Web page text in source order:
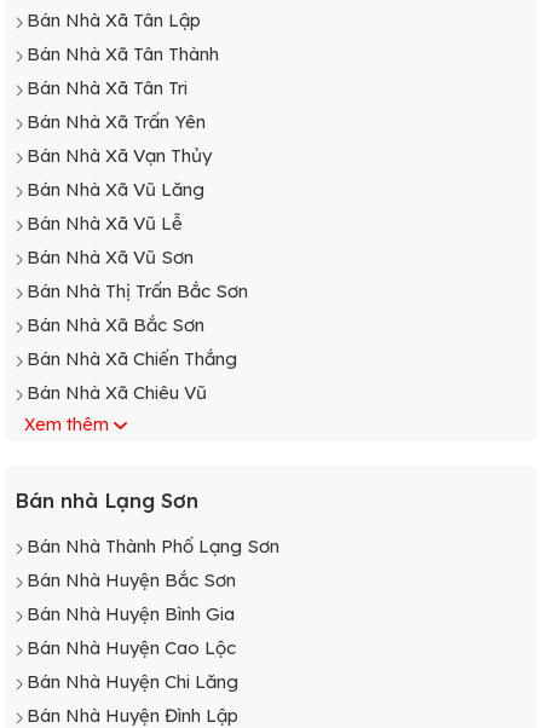
Bán Nhà Xã Tân Lập
Bán Nhà Xã Tân Thành
Bán Nhà Xã Tân Tri
Bán Nhà Xã Trấn Yên
Bán Nhà Xã Vạn Thủy
Bán Nhà Xã Vũ Lăng
Bán Nhà Xã Vũ Lễ
Bán Nhà Xã Vũ Sơn
Bán Nhà Thị Trấn Bắc Sơn
Bán Nhà Xã Bắc Sơn
Bán Nhà Xã Chiến Thắng
Bán Nhà Xã Chiêu Vũ
Bán Nhà Xã Đồng Ý
Bán Nhà Xã Hữu Vĩnh
Xem thêm
Bán nhà Lạng Sơn
Bán Nhà Thành Phố Lạng Sơn
Bán Nhà Huyện Bắc Sơn
Bán Nhà Huyện Bình Gia
Bán Nhà Huyện Cao Lộc
Bán Nhà Huyện Chi Lăng
Bán Nhà Huyện Đình Lập